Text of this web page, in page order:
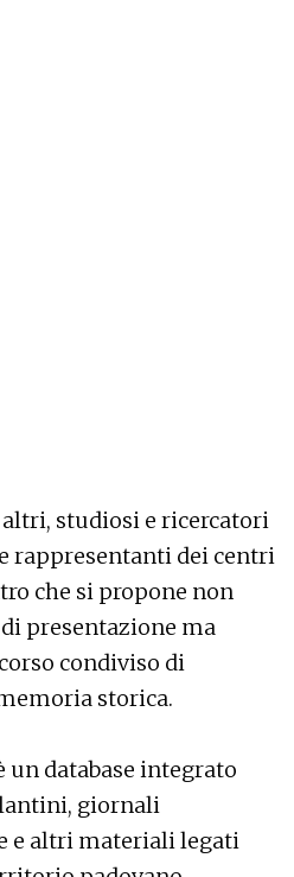
studiosi e ricercatori
rappresentanti dei centri
che si propone non
presentazione ma
condiviso di
storica.
un database integrato
giornali
e altri materiali legati